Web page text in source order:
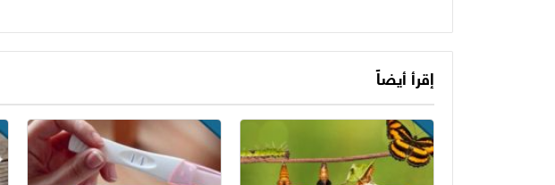
إقرأ أيضاً